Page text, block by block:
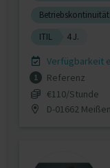
ITIL
4 J.
Verfügbarkeit
1
Referenz
€110/Stunde
D-01662 Meißen